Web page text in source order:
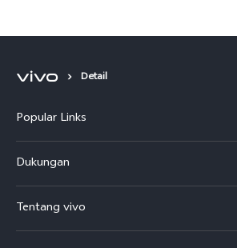
Detail
Popular Links
T5
T5 Pro
Dukungan
Service Center
Tentang vivo